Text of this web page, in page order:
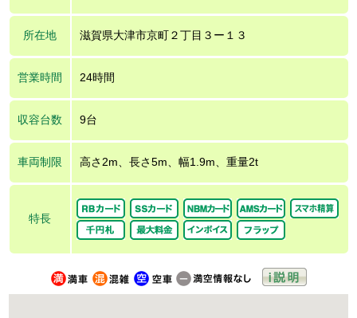
所在地 滋賀県大津市京町２丁目３ー１３
営業時間 24時間
収容台数 9台
車両制限 高さ2m、長さ5m、幅1.9m、重量2t
特長